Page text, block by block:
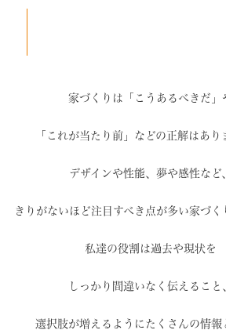
家づくりは「こうあるべきだ」
「これが当たり前」などの正解はあり
デザインや性能、夢や感性など、
きりがないほど注目すべき点が多い家づく
私達の役割は過去や現状を
しっかり間違いなく伝えること
選択肢が増えるように たくさんの情報